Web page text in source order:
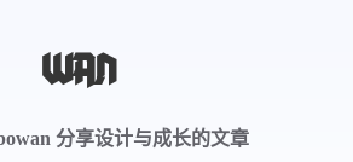
分享设计与成长的文章